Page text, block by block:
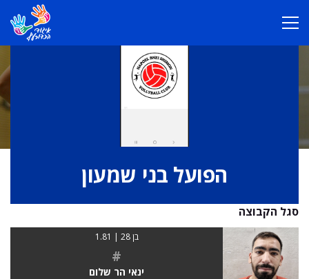
הפועל בני שמעון
סגל הקבוצה
בן 28 | 1.81
#
ינאי הר שלום